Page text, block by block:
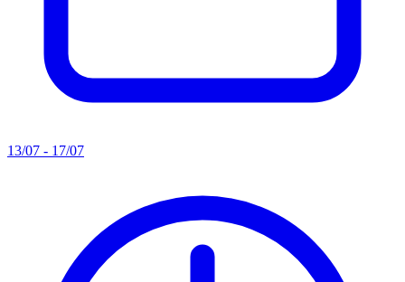
13/07 - 17/07